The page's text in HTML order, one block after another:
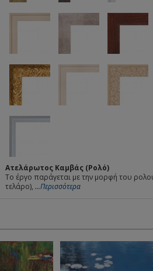
Ατελάρωτος Καμβάς (Ρολό)
Το έργο παράγεται με την μορφή του
τελάρο), ...Περισσότερα